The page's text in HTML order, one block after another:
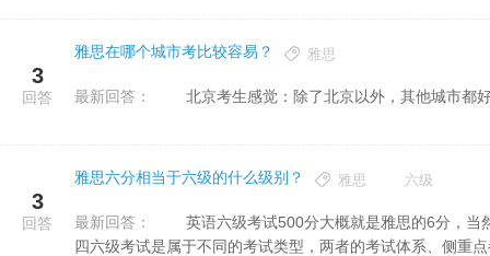
3
回答
雅思在哪个城市考比较容易？ 雅思
最新回答： 北京考生感觉：除了北京以外，其他城市都
3
回答
雅思六分相当于六级的什么级别？ 雅思 六级
最新回答：
四六级考试是属于不同的考试类型，两者的考试体系、侧重